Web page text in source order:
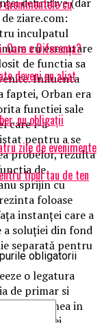
ziare.com:
inculpatul
cu executare
de functia sa
Influenta
faptei, Orban era
functiei sale
care l-a
pentru a se
probelor, rezulta
de
sprijin cu
foloase
instanței care a
soluției din fond
separată pentru
o legatura
de primar si
mea in
evenimentele cu
Care e Diferența?
deveni un aliat
nu obligații
zile de evenimente
tipul tau de ten
obligatorii